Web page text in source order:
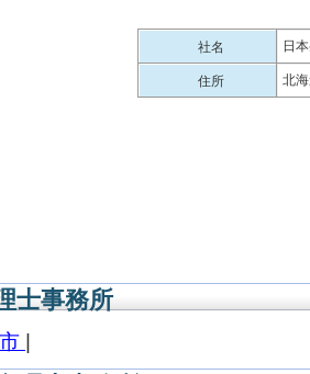
社名 日
住所 北
士事務所